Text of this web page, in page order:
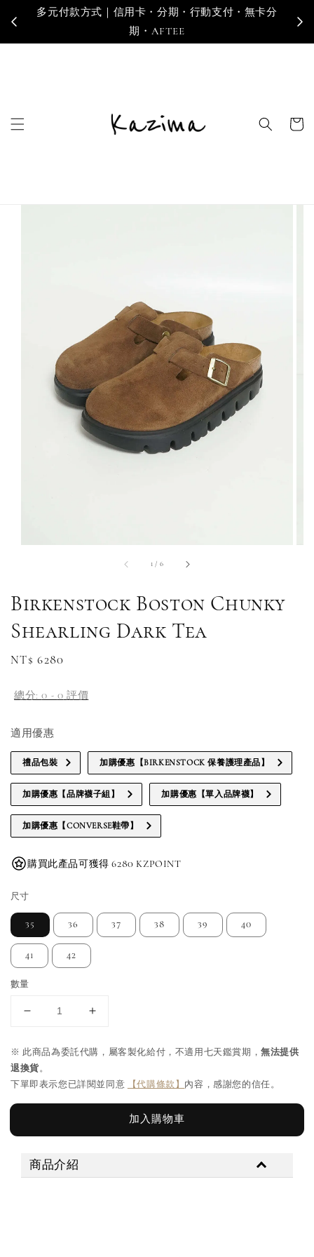
多元付款方式｜信用卡・分期・行動支付・無卡分
期・AFTEE
寄
1 / 6
Birkenstock Boston Chunky
Shearling Dark Tea
Regular
NT$ 6280
總分:0 - 0 評價
適用優惠
禮品包裝 加購優惠【BIRKENSTOCK 保養護理產品】
加購優惠【品牌襪子組】 加購優惠【單入品牌襪】
加購優惠【CONVERSE鞋帶】
購買此產品可獲得 6280 KZPOINT
尺寸
35 36 37 38 39 40
41 42
數量
※ 此商品為委託代購，屬客製化給付，不適用七天鑑賞期，無法提供
退換貨。
下單即表示您已詳閱並同意
【代購條款】 內容，感謝您的信任。
加入購物車
商品介紹